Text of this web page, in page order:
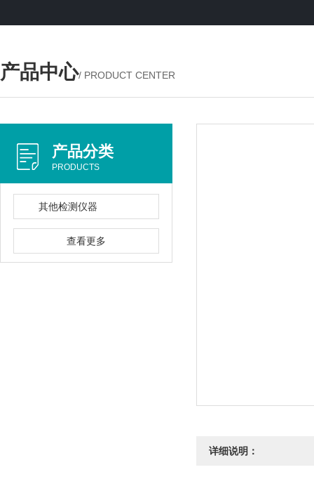
产品中心/ PRODUCT CENTER
产品分类
PRODUCTS
其他检测仪器
查看更多
详细说明：